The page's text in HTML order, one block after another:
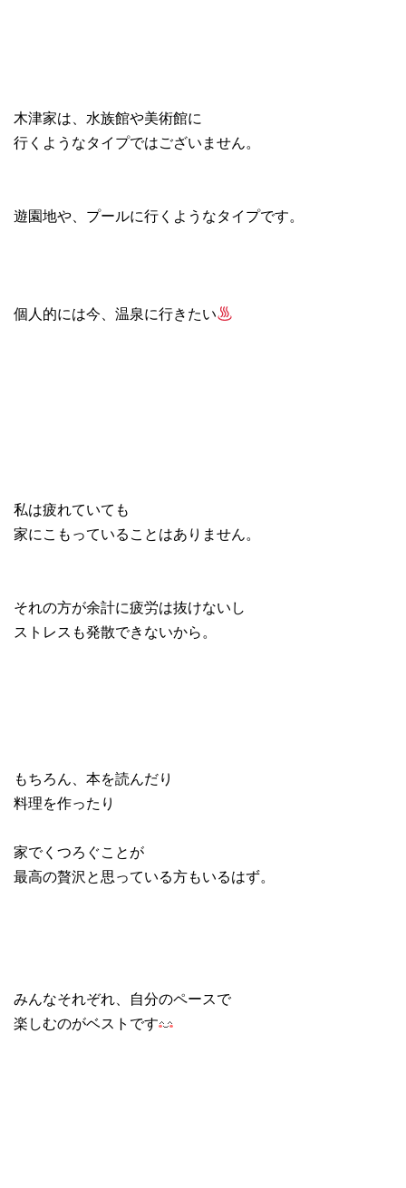
木津家は、水族館や美術館に
行くようなタイプではございません。
遊園地や、プールに行くようなタイプです。
個人的には今、温泉に行きたい
私は疲れていても
家にこもっていることはありません。
それの方が余計に疲労は抜けないし
ストレスも発散できないから。
もちろん、本を読んだり
料理を作ったり
家でくつろぐことが
最高の贅沢と思っている方もいるはず。
みんなそれぞれ、自分のペースで
楽しむのがベストです